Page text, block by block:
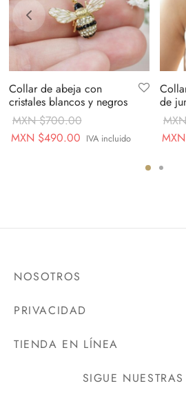
Collar de abeja con
cristales blancos y negros
MXN $700.00
Original
MXN $490.00 Current
IVA incluido
de
was:
NOSOTROS
PRIVACIDAD
TIENDA EN LÍNEA
SIGUE